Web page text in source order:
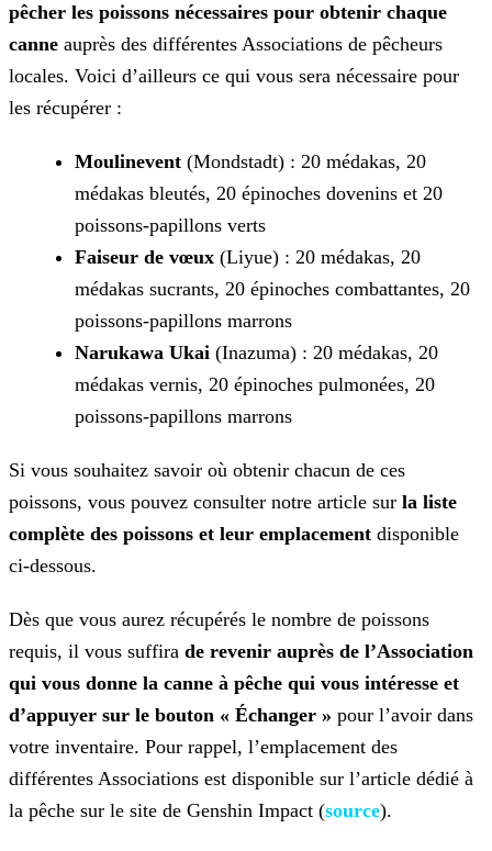
pêcher les poissons nécessaires pour obtenir chaque
canne auprès des différentes Associations de pêcheurs
locales. Voici d’ailleurs ce qui vous sera nécessaire pour
les récupérer :
Moulinevent (Mondstadt) : 20 médakas, 20
médakas bleutés, 20 épinoches dovenins et 20
poissons-papillons verts
Faiseur de vœux (Liyue) : 20 médakas, 20
médakas sucrants, 20 épinoches combattantes, 20
poissons-papillons marrons
Narukawa Ukai (Inazuma) : 20 médakas, 20
médakas vernis, 20 épinoches pulmonées, 20
poissons-papillons marrons
Si vous souhaitez savoir où obtenir chacun de ces
poissons, vous pouvez consulter notre article sur la liste
complète des poissons et leur emplacement disponible
ci-dessous.
Dès que vous aurez récupérés le nombre de poissons
requis, il vous suffira de revenir auprès de l’Association
qui vous donne la canne à pêche qui vous intéresse et
d’appuyer sur le bouton « Échanger » pour l’avoir dans
votre inventaire. Pour rappel, l’emplacement des
différentes Associations est disponible sur l’article dédié à
la pêche sur le site de Genshin Impact (source).